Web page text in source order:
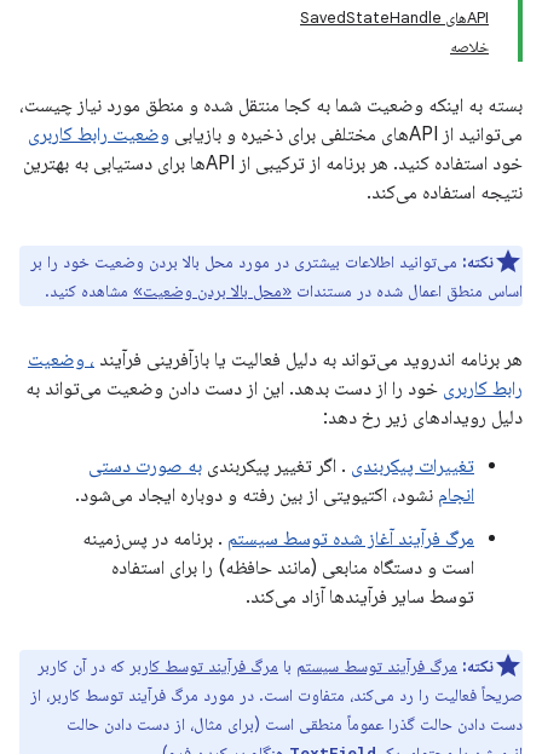
APIهای SavedStateHandle
خلاصه
بسته به اینکه وضعیت شما به کجا منتقل شده و منطق مورد نیاز چیست،
می‌توانید از APIهای مختلفی برای ذخیره و بازیابی
وضعیت رابط کاربری
خود استفاده کنید. هر برنامه از ترکیبی از APIها برای دستیابی به بهترین
نتیجه استفاده می‌کند.
نکته: می‌توانید اطلاعات بیشتری در مورد محل بالا بردن وضعیت خود را بر
اساس منطق اعمال شده در مستندات «محل بالا بردن وضعیت» مشاهده کنید.
هر برنامه اندروید می‌تواند به دلیل فعالیت یا بازآفرینی فرآیند ، وضعیت
رابط کاربری خود را از دست بدهد. این از دست دادن وضعیت می‌تواند به
دلیل رویدادهای زیر رخ دهد:
تغییرات پیکربندی . اگر تغییر پیکربندی به صورت دستی
انجام نشود، اکتیویتی از بین رفته و دوباره ایجاد می‌شود.
مرگ فرآیند آغاز شده توسط سیستم . برنامه در پس‌زمینه
است و دستگاه منابعی (مانند حافظه) را برای استفاده
توسط سایر فرآیندها آزاد می‌کند.
نکته: مرگ فرآیند توسط سیستم با مرگ فرآیند توسط کاربر که در آن کاربر
صریحاً فعالیت را رد می‌کند، متفاوت است. در مورد مرگ فرآیند توسط کاربر، از
دست دادن حالت گذرا عموماً منطقی است (برای مثال، از دست دادن حالت